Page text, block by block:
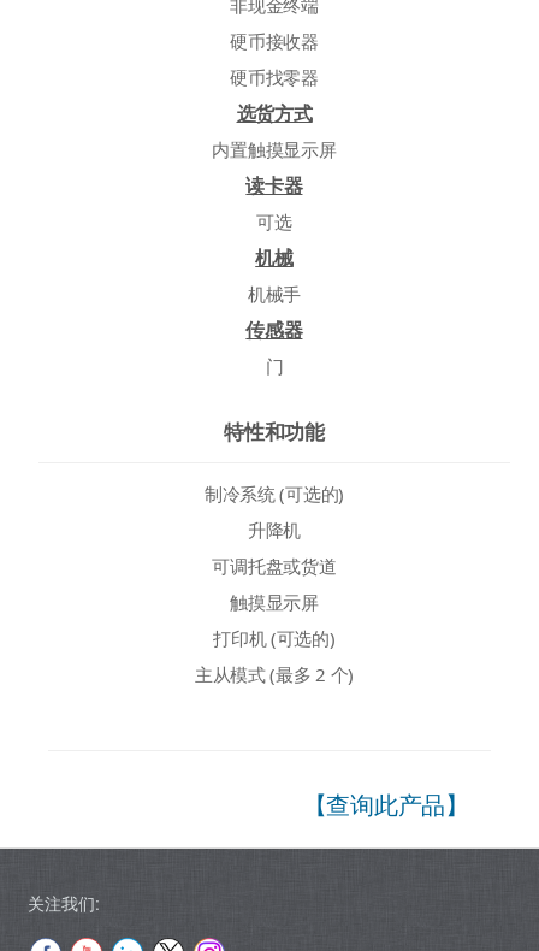
硬币接收器
硬币找零器
选货方式
内置触摸显示屏
读卡器
可选
机械
机械手
传感器
门
特性和功能
制冷系统 (可选的)
升降机
可调托盘或货道
触摸显示屏
打印机 (可选的)
主从模式 (最多 2 个)
【查询此产品】
关注我们: